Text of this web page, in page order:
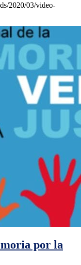
2020/03/video-
por la